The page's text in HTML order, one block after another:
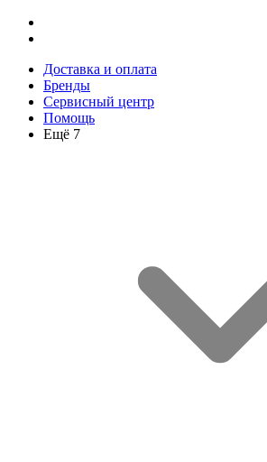
Доставка и оплата
Бренды
Сервисный центр
Помощь
Ещё 7